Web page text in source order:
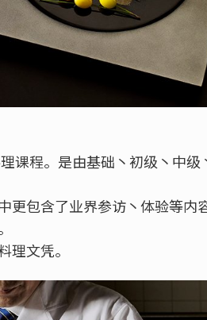
课程。是由基础丶初级丶中级
更包含了业界参访丶体验等内
文凭。